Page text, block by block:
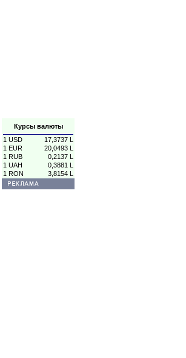
Курсы валюты
1 USD
17,3737 L
1 EUR
20,0493 L
1 RUB
0,2137 L
1 UAH
0,3881 L
1 RON
3,8154 L